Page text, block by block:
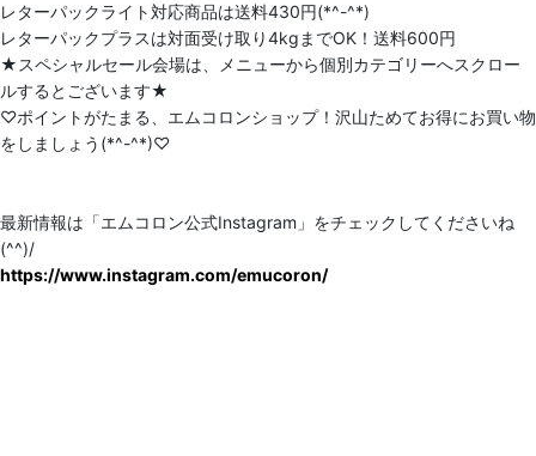
レターパックライト対応商品は送料430円(*^-^*)
レターパックプラスは対面受け取り4kgまでOK！送料600円
★スペシャルセール会場は、メニューから個別カテゴリーへスクロー
ルするとございます★
♡ポイントがたまる、エムコロンショップ！沢山ためてお得にお買い物
をしましょう(*^-^*)♡
最新情報は「エムコロン公式Instagram」をチェックしてくださいね
(^^)/
https://www.instagram.com/emucoron/